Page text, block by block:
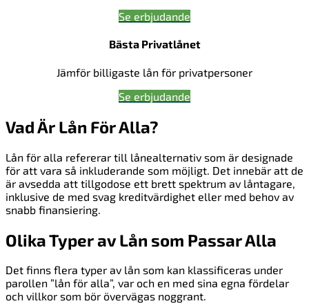
Se erbjudande
Bästa Privatlånet
Jämför billigaste lån för privatpersoner
Se erbjudande
Vad Är Lån För Alla?
Lån för alla refererar till lånealternativ som är designade
för att vara så inkluderande som möjligt. Det innebär att de
är avsedda att tillgodose ett brett spektrum av låntagare,
inklusive de med svag kreditvärdighet eller med behov av
snabb finansiering.
Olika Typer av Lån som Passar Alla
Det finns flera typer av lån som kan klassificeras under
parollen ”lån för alla”, var och en med sina egna fördelar
och villkor som bör övervägas noggrant.